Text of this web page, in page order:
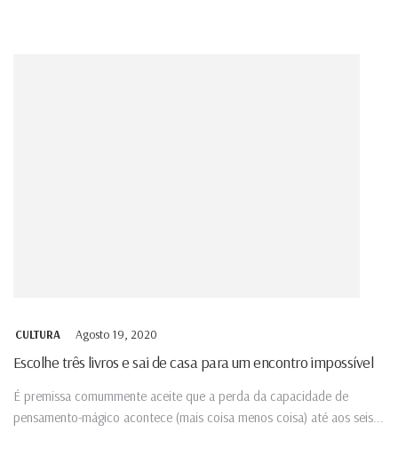
CULTURA Agosto 19, 2020
Escolhe três livros e sai de casa para um encontro impossível
É premissa comummente aceite que a perda da capacidade de
pensamento-mágico acontece (mais coisa menos coisa) até aos seis...